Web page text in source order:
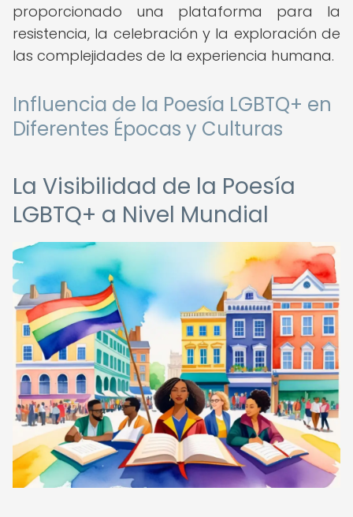
proporcionado una plataforma para la
resistencia, la celebración y la exploración de
las complejidades de la experiencia humana.
Influencia de la Poesía LGBTQ+ en
Diferentes Épocas y Culturas
La Visibilidad de la Poesía
LGBTQ+ a Nivel Mundial